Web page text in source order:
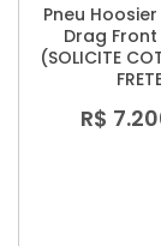
Pneu
Drag
(SOLICITE
R$